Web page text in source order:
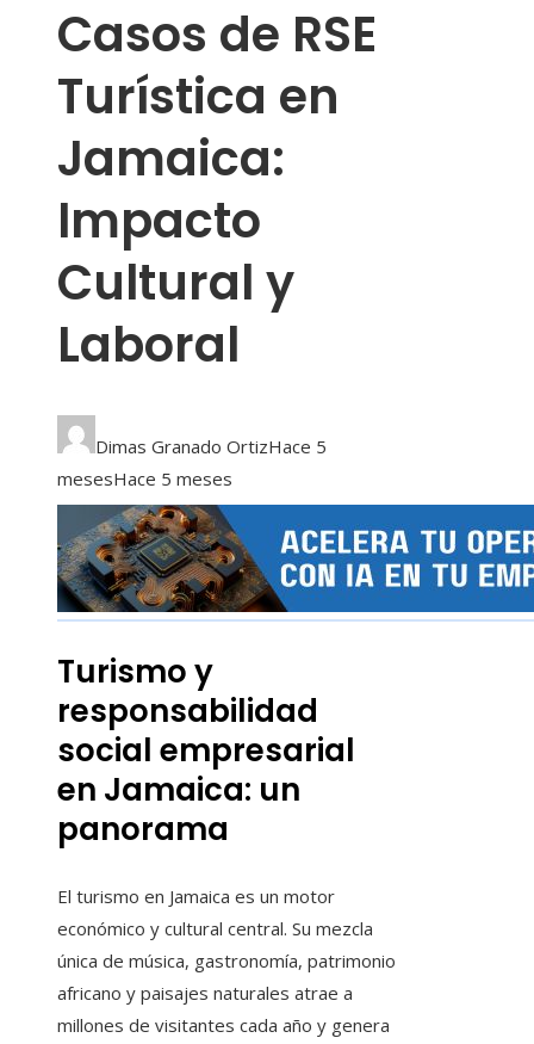
Casos de RSE
Turística en
Jamaica:
Impacto
Cultural y
Laboral
Dimas Granado OrtizHace 5
mesesHace 5 meses
Turismo y
responsabilidad
social empresarial
en Jamaica: un
panorama
El turismo en Jamaica es un motor
económico y cultural central. Su mezcla
única de música, gastronomía, patrimonio
africano y paisajes naturales atrae a
millones de visitantes cada año y genera